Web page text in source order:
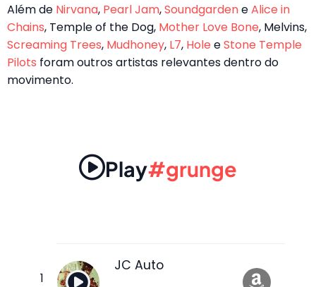
Além de Nirvana, Pearl Jam,SoundgardeneAlice in
Chains, Temple of the Dog, Mother Love Bone, Melvins,
Screaming Trees, Mudhoney, L7, Hole eStone Temple
Pilots foram outros artistas relevantes dentro do
movimento.
Play#grunge
JC Auto